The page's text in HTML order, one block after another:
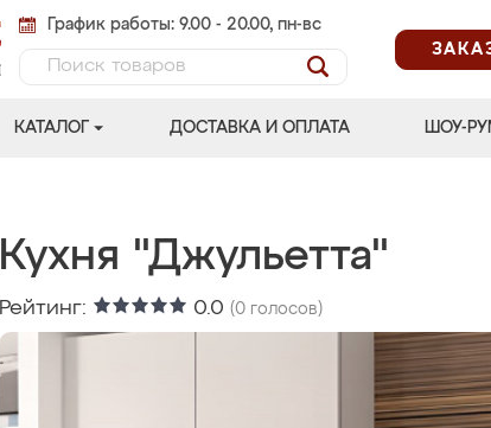
График работы: 9.00 - 20.00, пн-вс
КАТАЛОГ ДОСТАВКА И ОПЛАТА ШОУ-
Кухня "Джульетта"
Рейтинг: 0.0 (0 голосов)